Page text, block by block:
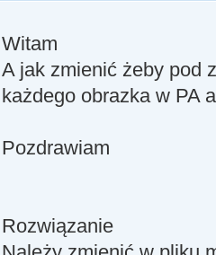
Witam
A jak zmienić żeby pod
każdego obrazka w PA
Pozdrawiam
Rozwiązanie